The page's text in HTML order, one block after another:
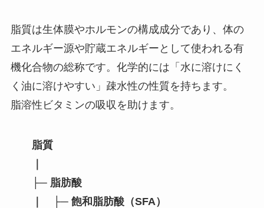
脂質は生体膜やホルモンの構成成分であり、体の
エネルギー源や貯蔵エネルギーとして使われる有
機化合物の総称です。化学的には「水に溶けにく
く油に溶けやすい」疎水性の性質を持ちます。
脂溶性ビタミンの吸収を助けます。
脂質
├─ 脂肪酸
｜ ├─ 飽和脂肪酸（SFA）